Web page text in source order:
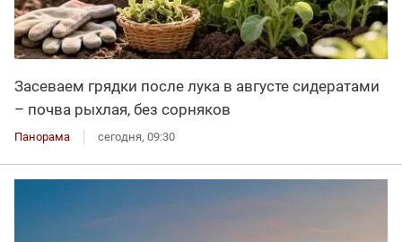
Засеваем грядки после лука в августе сидератами
– почва рыхлая, без сорняков
Панорама сегодня, 09:30